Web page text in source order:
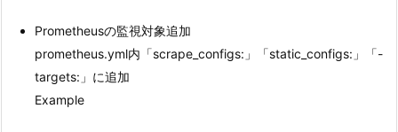
Prometheusの監視対象追加
prometheus.yml内「scrape_configs:」「static_configs:」「-
targets:」に追加
Example